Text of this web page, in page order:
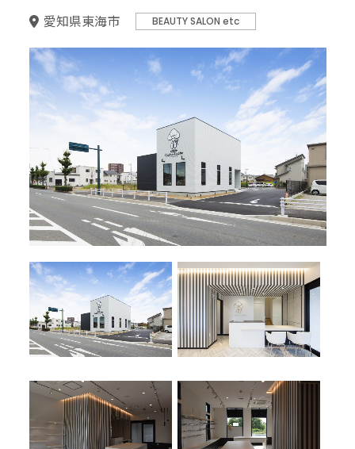
愛知県東海市 BEAUTY SALON etc